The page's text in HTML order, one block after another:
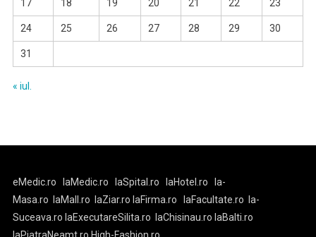
17 18 19 20 21 22 23
24 25 26 27 28 29 30
31
« iul.
eMedic.ro laMedic.ro laSpital.ro laHotel.ro
la-
Masa.ro
laMall.ro laZiar.ro laFirma.ro laFacultate.ro
la-
Suceava.ro laExecutareSilita.ro laChisinau.ro laBalti.ro